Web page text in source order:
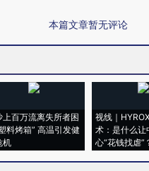
本篇文章暂无评论
上百万流离失所者困
料烤箱” 高温引发健
机
视线｜
术：是什么让
心“花钱找虐”